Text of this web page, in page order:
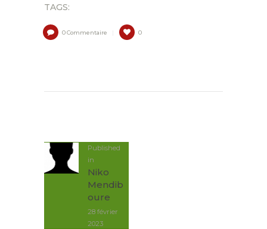
TAGS:
0 Commentaire 0
Published
in
précédent:
Niko
Mendib
oure
28 février
2023